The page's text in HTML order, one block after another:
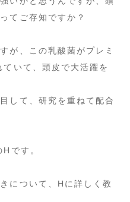
てご存知ですか？
が、この乳酸菌がプレミ
いて、頭皮で大活躍を
して、研究を重ねて配合
です。
について、Hに詳しく教